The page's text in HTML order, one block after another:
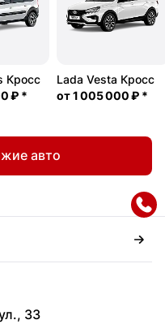
Кросс
₽ *
Lada Vesta Кросс
от1 005 000 ₽ *
авто
33